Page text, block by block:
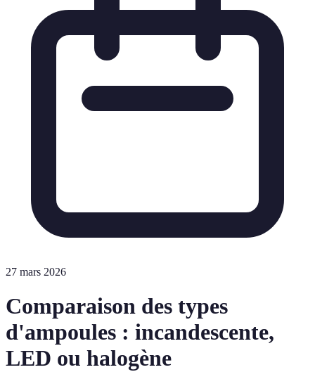
27 mars 2026
Comparaison des types
d'ampoules : incandescente,
LED ou halogène